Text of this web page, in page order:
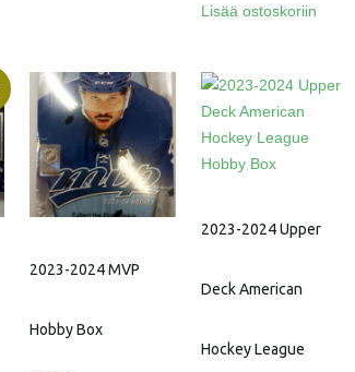
Lisää ostoskoriin
2023-2024 MVP
Hobby Box
2023-2024 Upper
Deck American
Hockey League